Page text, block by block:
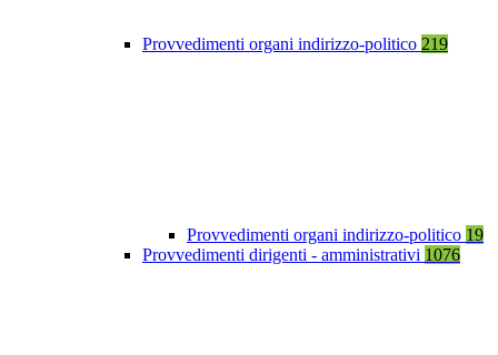
Provvedimenti organi indirizzo-politico 219
Provvedimenti organi indirizzo-politico 19
Provvedimenti dirigenti - amministrativi 1076